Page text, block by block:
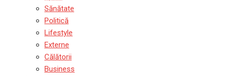
Sănătate
Politică
Lifestyle
Externe
Călătorii
Business